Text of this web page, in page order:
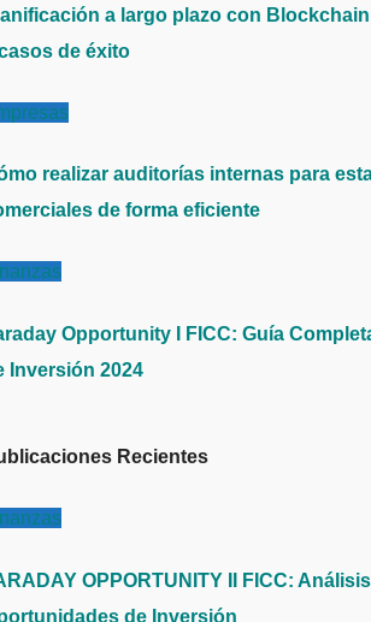
a largo plazo con
de éxito
realizar auditorías internas para
de forma eficiente
Opportunity I FICC: Guía
Inversión 2024
Recientes
OPPORTUNITY II FICC:
de Inversión